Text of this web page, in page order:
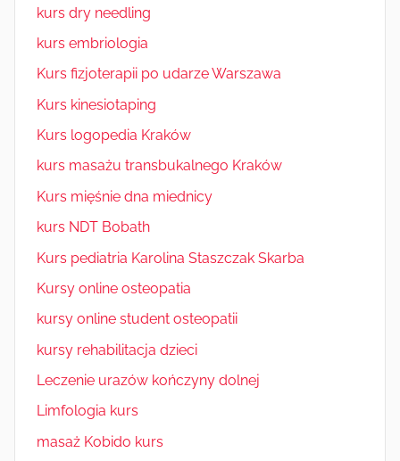
kurs dry needling
kurs embriologia
Kurs fizjoterapii po udarze Warszawa
Kurs kinesiotaping
Kurs logopedia Kraków
kurs masażu transbukalnego Kraków
Kurs mięśnie dna miednicy
kurs NDT Bobath
Kurs pediatria Karolina Staszczak Skarba
Kursy online osteopatia
kursy online student osteopatii
kursy rehabilitacja dzieci
Leczenie urazów kończyny dolnej
Limfologia kurs
masaż Kobido kurs